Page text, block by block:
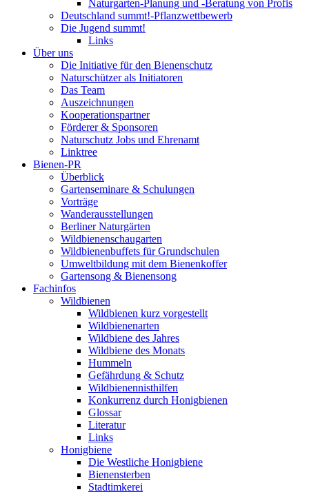
Naturgarten-Planung und -Beratung von Profis
Deutschland summt!-Pflanzwettbewerb
Die Jugend summt!
Links
Über uns
Die Initiative für den Bienenschutz
Naturschützer als Initiatoren
Das Team
Auszeichnungen
Kooperationspartner
Förderer & Sponsoren
Naturschutz Jobs und Ehrenamt
Linktree
Bienen-PR
Überblick
Gartenseminare & Schulungen
Vorträge
Wanderausstellungen
Berliner Naturgärten
Wildbienenschaugarten
Wildbienenbuffets für Grundschulen
Umweltbildung mit dem Bienenkoffer
Gartensong & Bienensong
Fachinfos
Wildbienen
Wildbienen kurz vorgestellt
Wildbienenarten
Wildbiene des Jahres
Wildbiene des Monats
Hummeln
Gefährdung & Schutz
Wildbienennisthilfen
Konkurrenz durch Honigbienen
Glossar
Literatur
Links
Honigbiene
Die Westliche Honigbiene
Bienensterben
Stadtimkerei